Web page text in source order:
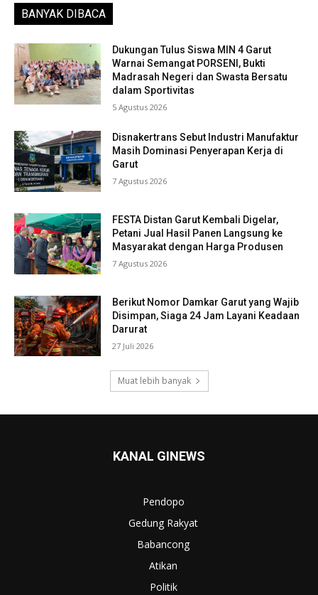
BANYAK DIBACA
Dukungan Tulus Siswa MIN 4 Garut
Warnai Semangat PORSENI, Bukti
Madrasah Negeri dan Swasta Bersatu
dalam Sportivitas
5 Agustus 2026
Disnakertrans Sebut Industri Manufaktur
Masih Dominasi Penyerapan Kerja di
Garut
7 Agustus 2026
FESTA Distan Garut Kembali Digelar,
Petani Jual Hasil Panen Langsung ke
Masyarakat dengan Harga Produsen
7 Agustus 2026
Berikut Nomor Damkar Garut yang Wajib
Disimpan, Siaga 24 Jam Layani Keadaan
Darurat
27 Juli 2026
Muat lebih banyak
KANAL GINEWS
Pendopo
Gedung Rakyat
Babancong
Atikan
Politik